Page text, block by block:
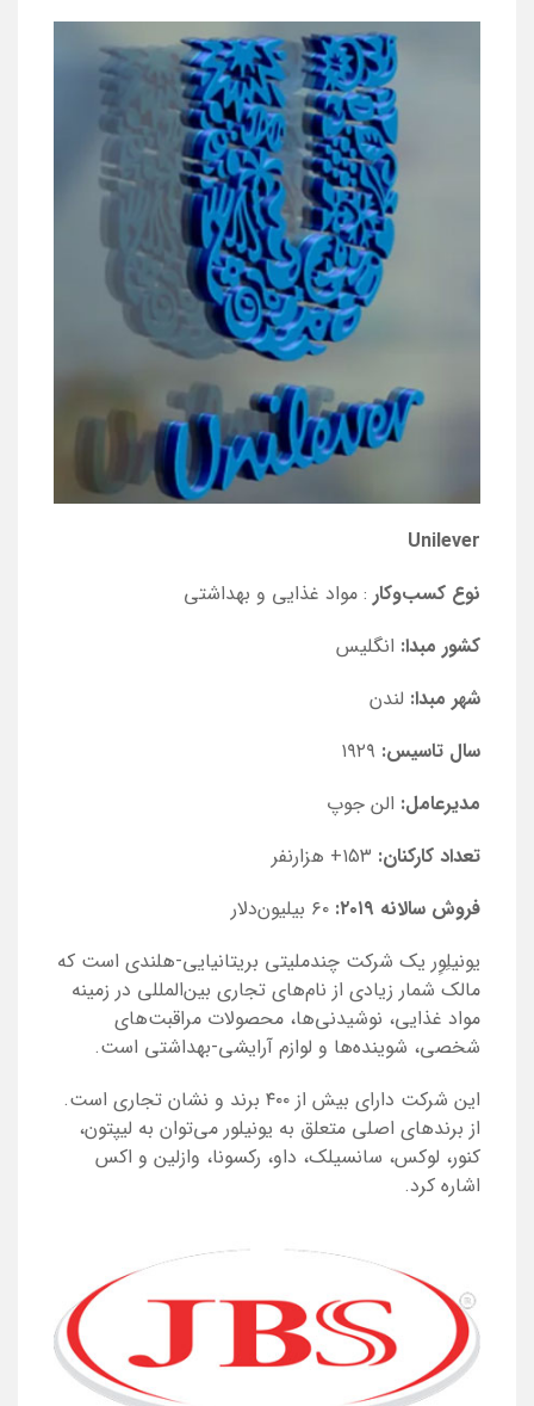
Unilever
نوع کسب‌و‌کار : مواد غذایی و بهداشتی
کشور مبدا: انگلیس
شهر مبدا: لندن
سال تاسیس: ۱۹۲۹
مدیرعامل: الن جوپ
تعداد کارکنان: ۱۵۳+ هزارنفر
فروش سالانه ۲۰۱۹:
۶۰ بیلیون‌دلار
یونیلِوِر یک شرکت چندملیتی بریتانیایی-هلندی است که
مالک شمار زیادی از نام‌های تجاری بین‌المللی در زمینه
مواد غذایی، نوشیدنی‌ها، محصولات مراقبت‌های
شخصی، شوینده‌ها و لوازم آرایشی-بهداشتی است.
این شرکت دارای بیش از ۴۰۰ برند و نشان تجاری است.
از برندهای اصلی متعلق به یونیلور می‌توان به لیپتون،
کنور، لوکس، سانسیلک، داو، رکسونا، وازلین و اکس
اشاره کرد.